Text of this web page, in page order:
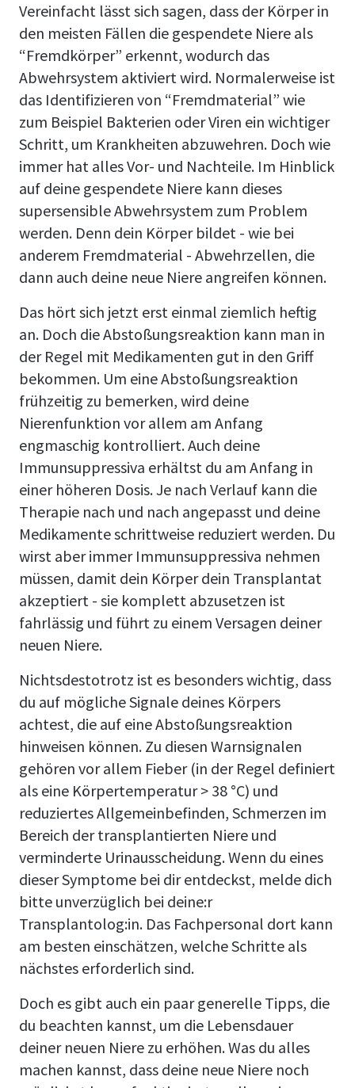
Vereinfacht lässt sich sagen, dass der Körper in
den meisten Fällen die gespendete Niere als
“Fremdkörper” erkennt, wodurch das
Abwehrsystem aktiviert wird. Normalerweise ist
das Identifizieren von “Fremdmaterial” wie
zum Beispiel Bakterien oder Viren ein wichtiger
Schritt, um Krankheiten abzuwehren. Doch wie
immer hat alles Vor- und Nachteile. Im Hinblick
auf deine gespendete Niere kann dieses
supersensible Abwehrsystem zum Problem
werden. Denn dein Körper bildet - wie bei
anderem Fremdmaterial - Abwehrzellen, die
dann auch deine neue Niere angreifen können.
Das hört sich jetzt erst einmal ziemlich heftig
an. Doch die Abstoßungsreaktion kann man in
der Regel mit Medikamenten gut in den Griff
bekommen. Um eine Abstoßungsreaktion
frühzeitig zu bemerken, wird deine
Nierenfunktion vor allem am Anfang
engmaschig kontrolliert. Auch deine
Immunsuppressiva erhältst du am Anfang in
einer höheren Dosis. Je nach Verlauf kann die
Therapie nach und nach angepasst und deine
Medikamente schrittweise reduziert werden. Du
wirst aber immer Immunsuppressiva nehmen
müssen, damit dein Körper dein Transplantat
akzeptiert - sie komplett abzusetzen ist
fahrlässig und führt zu einem Versagen deiner
neuen Niere.
Nichtsdestotrotz ist es besonders wichtig, dass
du auf mögliche Signale deines Körpers
achtest, die auf eine Abstoßungsreaktion
hinweisen können. Zu diesen Warnsignalen
gehören vor allem Fieber (in der Regel definiert
als eine Körpertemperatur > 38 °C) und
reduziertes Allgemeinbefinden, Schmerzen im
Bereich der transplantierten Niere und
verminderte Urinausscheidung. Wenn du eines
dieser Symptome bei dir entdeckst, melde dich
bitte unverzüglich bei deine:r
Transplantolog:in. Das Fachpersonal dort kann
am besten einschätzen, welche Schritte als
nächstes erforderlich sind.
Doch es gibt auch ein paar generelle Tipps, die
du beachten kannst, um die Lebensdauer
deiner neuen Niere zu erhöhen. Was du alles
machen kannst, dass deine neue Niere noch